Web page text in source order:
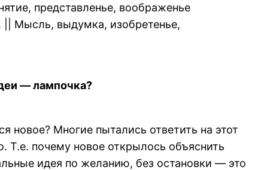
представленье, воображенье
|| Мысль, выдумка, изобретенье,
— лампочка?
новое? Многие пытались ответить на этот
Т.е. почему новое открылось объяснить
идея по желанию, без остановки — это